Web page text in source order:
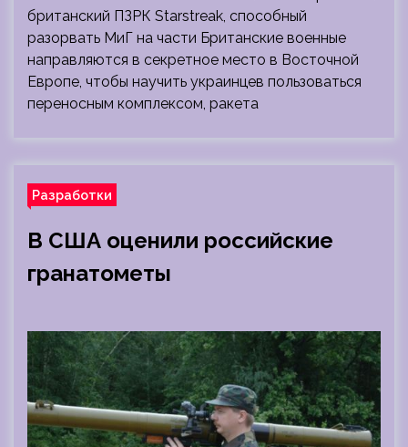
британский ПЗРК Starstreak, способный
разорвать МиГ на части Британские военные
направляются в секретное место в Восточной
Европе, чтобы научить украинцев пользоваться
переносным комплексом, ракета
Разработки
В США оценили российские
гранатометы